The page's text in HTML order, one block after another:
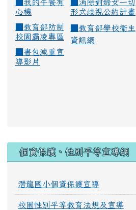
我的午餐有
心機
消除對婦女一切
形式歧視公約計畫
教育部防制
校園霸凌專區
教育部學校衛生
資訊網
書包減重宣
導影片
個資保護、性別平等宣導網
潛龍國小個資保護宣導
校園性別平等教育法規及宣導